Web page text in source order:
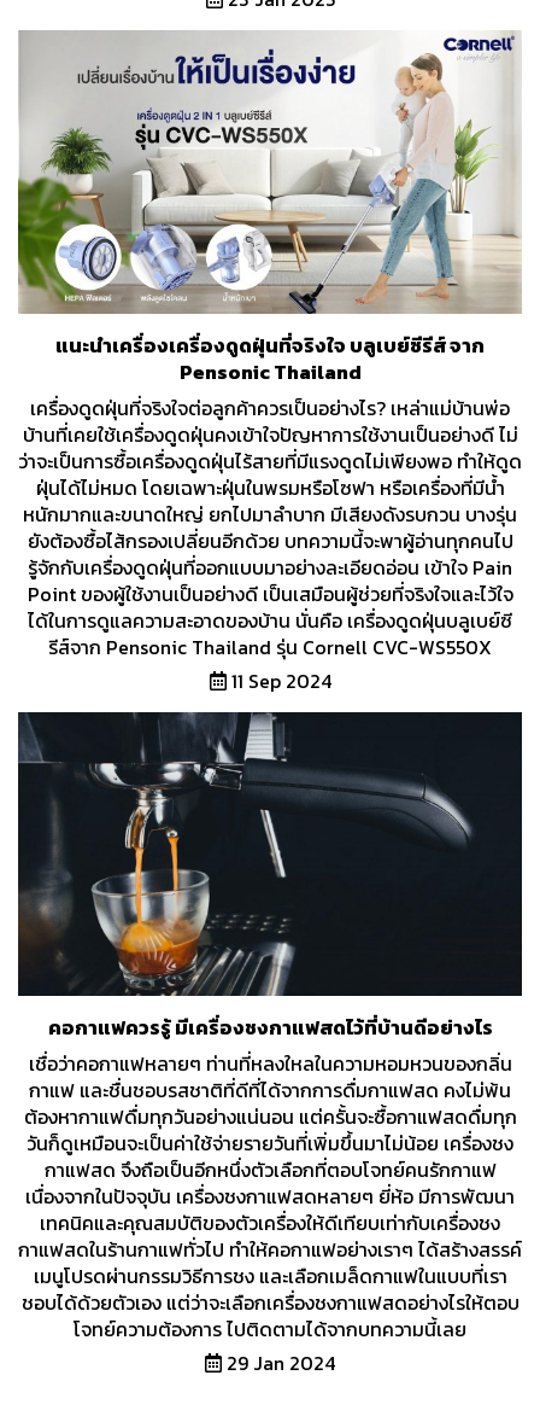
แนะนําเครื่องเครื่องดูดฝุ่นที่จริงใจ บลูเบย์ซีรีส์ จาก
Pensonic Thailand
เครื่องดูดฝุ่นที่จริงใจต่อลูกค้าควรเป็นอย่างไร? เหล่าแม่บ้านพ่อ
บ้านที่เคยใช้เครื่องดูดฝุ่นคงเข้าใจปัญหาการใช้งานเป็นอย่างดี ไม่
ว่าจะเป็นการซื้อเครื่องดูดฝุ่นไร้สายที่มีแรงดูดไม่เพียงพอ ทำให้ดูด
ฝุ่นได้ไม่หมด โดยเฉพาะฝุ่นในพรมหรือโซฟา หรือเครื่องที่มีน้ำ
หนักมากและขนาดใหญ่ ยกไปมาลำบาก มีเสียงดังรบกวน บางรุ่น
ยังต้องซื้อไส้กรองเปลี่ยนอีกด้วย บทความนี้จะพาผู้อ่านทุกคนไป
รู้จักกับเครื่องดูดฝุ่นที่ออกแบบมาอย่างละเอียดอ่อน เข้าใจ Pain
Point ของผู้ใช้งานเป็นอย่างดี เป็นเสมือนผู้ช่วยที่จริงใจและไว้ใจ
ได้ในการดูแลความสะอาดของบ้าน นั่นคือ เครื่องดูดฝุ่นบลูเบย์ซี
รีส์จาก Pensonic Thailand รุ่น Cornell CVC-WS550X
11 Sep 2024
คอกาแฟควรรู้ มีเครื่องชงกาแฟสดไว้ที่บ้านดีอย่างไร
เชื่อว่าคอกาแฟหลายๆ ท่านที่หลงใหลในความหอมหวนของกลิ่น
กาแฟ และชื่นชอบรสชาติที่ดีที่ได้จากการดื่มกาแฟสด คงไม่พ้น
ต้องหากาแฟดื่มทุกวันอย่างแน่นอน แต่ครั้นจะซื้อกาแฟสดดื่มทุก
วันก็ดูเหมือนจะเป็นค่าใช้จ่ายรายวันที่เพิ่มขึ้นมาไม่น้อย เครื่องชง
กาแฟสด จึงถือเป็นอีกหนึ่งตัวเลือกที่ตอบโจทย์คนรักกาแฟ
เนื่องจากในปัจจุบัน เครื่องชงกาแฟสดหลายๆ ยี่ห้อ มีการพัฒนา
เทคนิคและคุณสมบัติของตัวเครื่องให้ดีเทียบเท่ากับเครื่องชง
กาแฟสดในร้านกาแฟทั่วไป ทำให้คอกาแฟอย่างเราๆ ได้สร้างสรรค์
เมนูโปรดผ่านกรรมวิธีการชง และเลือกเมล็ดกาแฟในแบบที่เรา
ชอบได้ด้วยตัวเอง แต่ว่าจะเลือกเครื่องชงกาแฟสดอย่างไรให้ตอบ
โจทย์ความต้องการ ไปติดตามได้จากบทความนี้เลย
29 Jan 2024